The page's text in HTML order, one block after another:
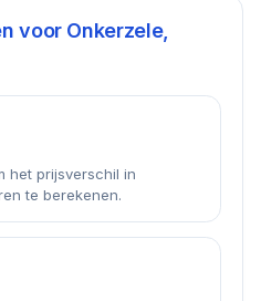
voor Onkerzele,
het prijsverschil in
te berekenen.